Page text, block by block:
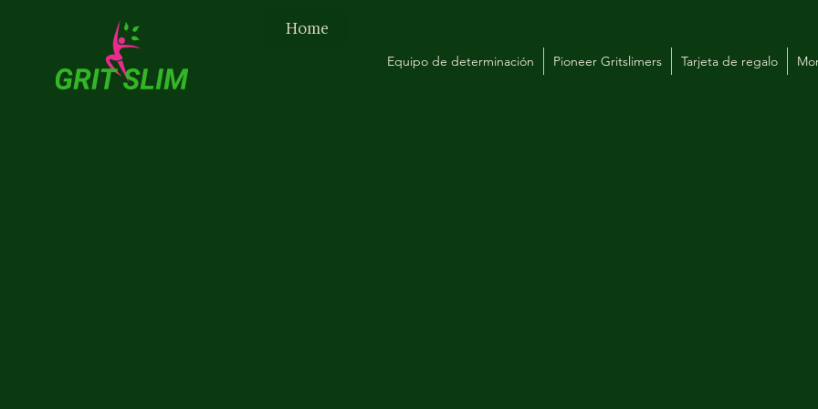
Home
Equipo de determinación Pioneer Gritslimers Tarjeta de regalo